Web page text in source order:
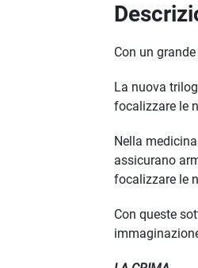
Con un
La nuova
focalizzare le
Nella
assicurano
focalizzare le
Con queste